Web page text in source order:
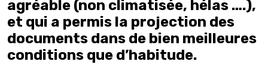
agréable (non climatisée, hélas ….),
et qui a permis la projection des
documents dans de bien meilleures
conditions que d’habitude.